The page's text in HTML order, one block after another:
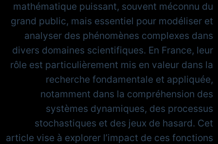
mathématique puissant, souvent méconnu du
grand public, mais essentiel pour modéliser et
analyser des phénomènes complexes dans
divers domaines scientifiques. En France, leur
rôle est particulièrement mis en valeur dans la
recherche fondamentale et appliquée,
notamment dans la compréhension des
systèmes dynamiques, des processus
stochastiques et des jeux de hasard. Cet
article vise à explorer l’impact de ces fonctions